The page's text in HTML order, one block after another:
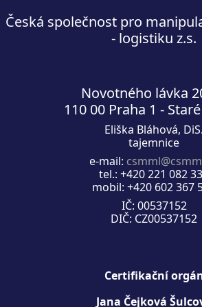
Česká společnost pro
- logistiku z.s.
Novotného lávka
110 00 Praha 1 -
Eliška Bláhová, DiS.
tajemnice
e-mail:
tel.: +420 221 082
mobil: +420 602 367
IČ: 00537152
DIČ: CZ00537152
Certifikační
Jana Čejková